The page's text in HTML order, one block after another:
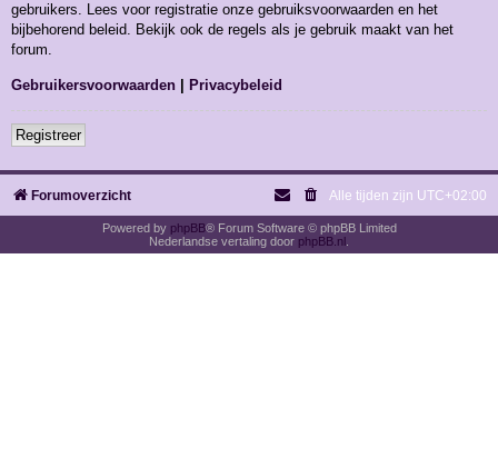
gebruikers. Lees voor registratie onze gebruiksvoorwaarden en het
bijbehorend beleid. Bekijk ook de regels als je gebruik maakt van het
forum.
Gebruikersvoorwaarden | Privacybeleid
Registreer
Forumoverzicht Alle tijden zijn UTC+02:00
Powered by phpBB® Forum Software © phpBB Limited
Nederlandse vertaling door phpBB.nl